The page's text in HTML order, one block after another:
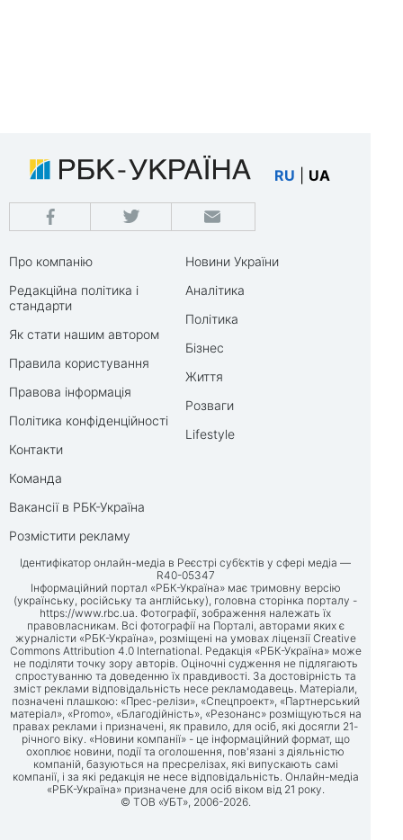
RU UA
Про компанію
Редакційна політика і
стандарти
Як стати нашим автором
Правила користування
Правова інформація
Політика конфіденційності
Контакти
Команда
Вакансії в РБК-Україна
Розмістити рекламу
Новини України
Аналітика
Політика
Бізнес
Життя
Розваги
Lifestyle
Ідентифікатор онлайн-медіа в Реєстрі суб’єктів у сфері медіа —
R40-05347
Інформаційний портал «РБК-Україна» має тримовну версію
(українську, російську та англійську), головна сторінка порталу -
https://www.rbc.ua. Фотографії, зображення належать їх
правовласникам. Всі фотографії на Порталі, авторами яких є
журналісти «РБК-Україна», розміщені на умовах ліцензії Creative
Commons Attribution 4.0 International. Редакція «РБК-Україна» може
не поділяти точку зору авторів. Оціночні судження не підлягають
спростуванню та доведенню їх правдивості. За достовірність та
зміст реклами відповідальність несе рекламодавець. Матеріали,
позначені плашкою: «Прес-релізи», «Спецпроект», «Партнерський
матеріал», «Promo», «Благодійність», «Резонанс» розміщуються на
правах реклами і призначені, як правило, для осіб, які досягли 21-
річного віку. «Новини компанії» - це інформаційний формат, що
охоплює новини, події та оголошення, пов'язані з діяльністю
компаній, базуються на пресрелізах, які випускають самі
компанії, і за які редакція не несе відповідальність. Онлайн-медіа
«РБК-Україна» призначене для осіб віком від 21 року.
© ТОВ «УБТ», 2006-2026.